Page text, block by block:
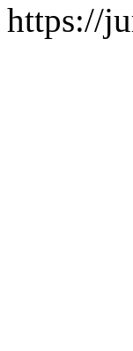
https://